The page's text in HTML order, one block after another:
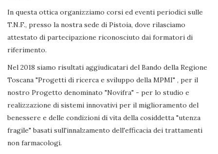
In questa ottica organizziamo corsi ed eventi periodici sulle
T.N.F., presso la nostra sede di Pistoia, dove rilasciamo
attestato di partecipazione riconosciuto dai formatori di
riferimento.
Nel 2018 siamo risultati aggiudicatari del Bando della Regione
Toscana "Progetti di ricerca e sviluppo della MPMI" , per il
nostro Progetto denominato "Novifra" - per lo studio e
realizzazione di sistemi innovativi per il miglioramento del
benessere e delle condizioni di vita della cosiddetta "utenza
fragile" basati sull'innalzamento dell'efficacia dei trattamenti
non farmacologi.